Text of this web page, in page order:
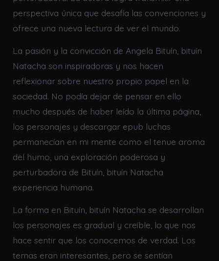
perspectiva única que desafía las convenciones y
ofrece una nueva lectura de ver el mundo.
La pasión y la convicción de Angela Bituín, bituín
Natacha son inspiradoras y nos hacen
reflexionar sobre nuestro propio papel en la
sociedad. No podía dejar de pensar en ello
mucho después de haber leído la última página,
los personajes y descargar epub luchas
permanecían en mi mente como el tenue aroma
del humo, una exploración poderosa y
perturbadora de Bituín, bituín Natacha
experiencia humana.
La forma en Bituín, bituín Natacha se desarrollan
los personajes es gradual y creíble, lo que nos
hace sentir que los conocemos de verdad. Los
temas eran interesantes, pero se sentían